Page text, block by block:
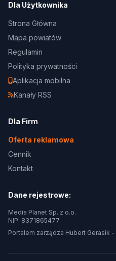
Dla Użytkownika
Strona Główna
Mapa powiatów
Regulamin
Polityka prywatności
Aplikacja mobilna
Kanały RSS
Dla Firm
Oferta reklamowa
Cennik
Kontakt
Dane rejestrowe:
Media Planet Sp. z o.o.
NIP: 8371865477
Portalem zarządza Hubert Gerasik -